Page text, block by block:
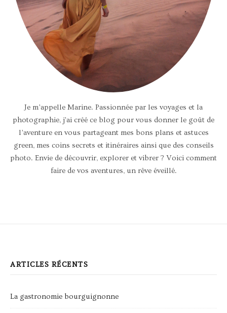
Je m’appelle Marine. Passionnée par les voyages et la
photographie, j'ai créé ce blog pour vous donner le goût de
l’aventure en vous partageant mes bons plans et astuces
green, mes coins secrets et itinéraires ainsi que des conseils
photo. Envie de découvrir, explorer et vibrer ? Voici comment
faire de vos aventures, un rêve éveillé.
ARTICLES RÉCENTS
La gastronomie bourguignonne